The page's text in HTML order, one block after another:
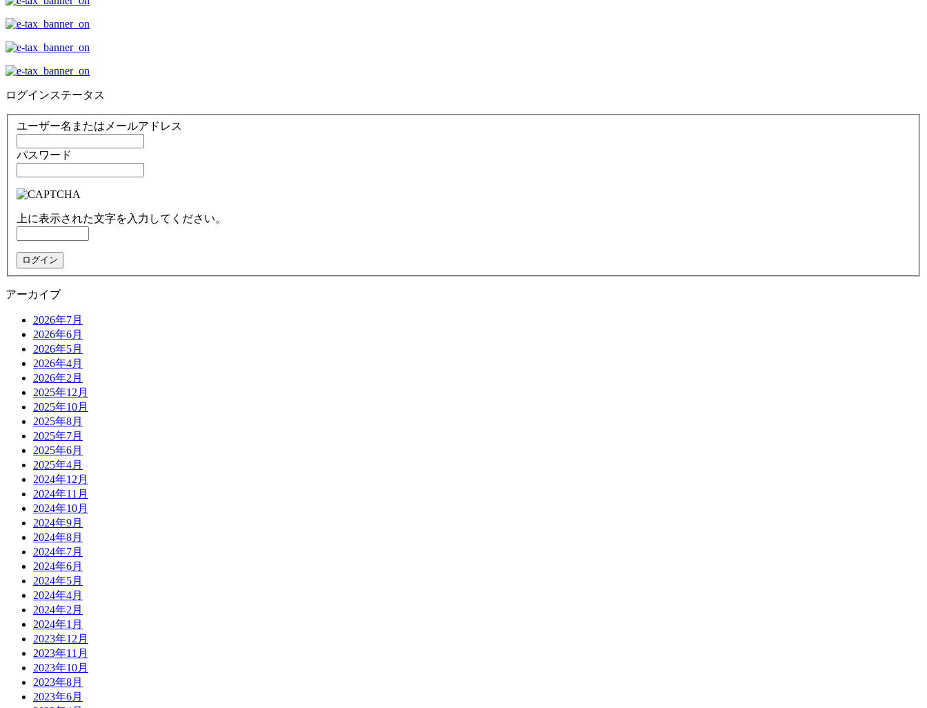
ログインステータス
ユーザー名またはメールアドレス
パスワード
上に表示された文字を入力してください。
アーカイブ
2026年7月
2026年6月
2026年5月
2026年4月
2026年2月
2025年12月
2025年10月
2025年8月
2025年7月
2025年6月
2025年4月
2024年12月
2024年11月
2024年10月
2024年9月
2024年8月
2024年7月
2024年6月
2024年5月
2024年4月
2024年2月
2024年1月
2023年12月
2023年11月
2023年10月
2023年8月
2023年6月